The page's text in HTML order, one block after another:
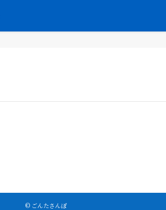
©ごんたさんぽ